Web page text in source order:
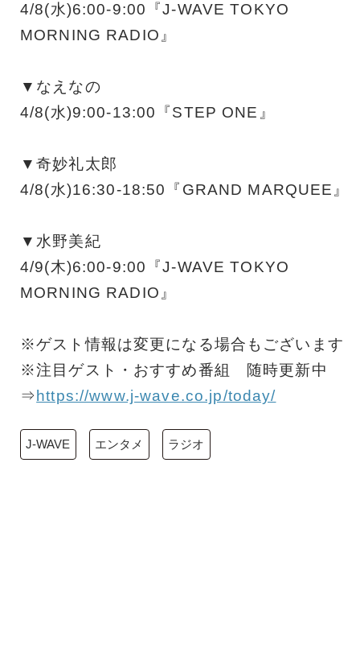
4/8(水)6:00-9:00『J-WAVE TOKYO
MORNING RADIO』
▼なえなの
4/8(水)9:00-13:00『STEP ONE』
▼奇妙礼太郎
4/8(水)16:30-18:50『GRAND MARQUEE』
▼水野美紀
4/9(木)6:00-9:00『J-WAVE TOKYO
MORNING RADIO』
※ゲスト情報は変更になる場合もございます
※注目ゲスト・おすすめ番組 随時更新中
⇒ https://www.j-wave.co.jp/today/
J-WAVE エンタメ ラジオ